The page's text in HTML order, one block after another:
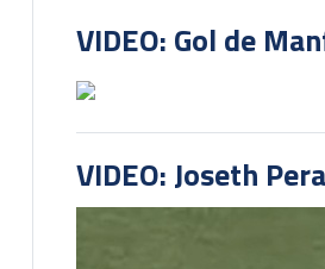
VIDEO: Gol de
VIDEO: Joseth